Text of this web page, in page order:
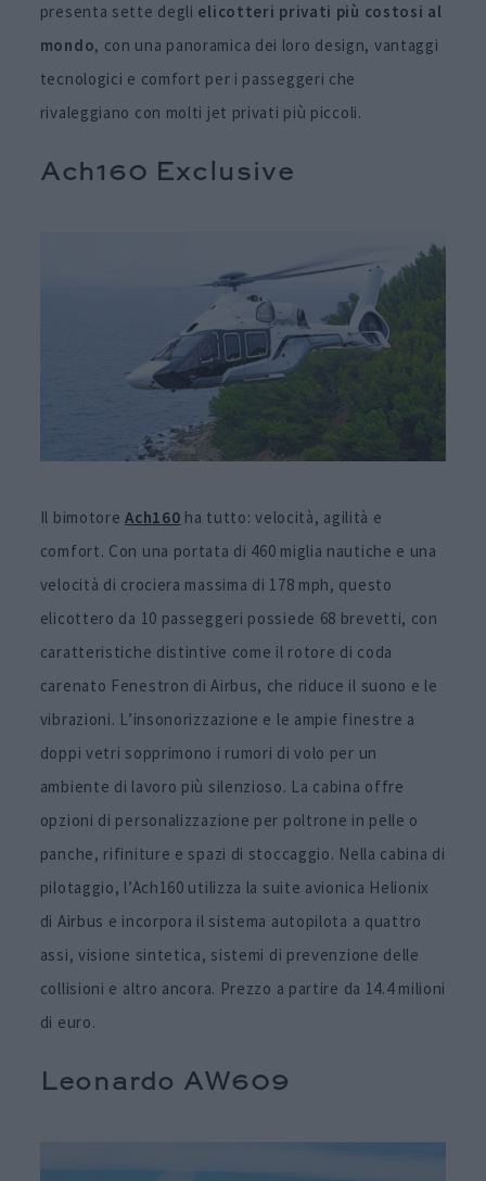
presenta sette degli elicotteri privati più costosi al
mondo, con una panoramica dei loro design, vantaggi
tecnologici e comfort per i passeggeri che
rivaleggiano con molti jet privati più piccoli.
Ach160 Exclusive
Il bimotoreAch160 ha tutto: velocità, agilità e
comfort. Con una portata di 460 miglia nautiche e una
velocità di crociera massima di 178 mph, questo
elicottero da 10 passeggeri possiede 68 brevetti, con
caratteristiche distintive come il rotore di coda
carenato Fenestron di Airbus, che riduce il suono e le
vibrazioni. L’insonorizzazione e le ampie finestre a
doppi vetri sopprimono i rumori di volo per un
ambiente di lavoro più silenzioso. La cabina offre
opzioni di personalizzazione per poltrone in pelle o
panche, rifiniture e spazi di stoccaggio. Nella cabina di
pilotaggio, l’Ach160 utilizza la suite avionica Helionix
di Airbus e incorpora il sistema autopilota a quattro
assi, visione sintetica, sistemi di prevenzione delle
collisioni e altro ancora. Prezzo a partire da 14.4 milioni
di euro.
Leonardo AW609